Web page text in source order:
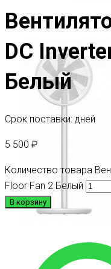
DC
Белый
Срок поставки: дней
5 500 ₽
Количество товара
Floor Fan 2 Белый
В корзину